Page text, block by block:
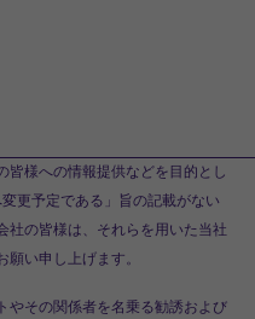
皆様への情報提供などを目的とし
更予定である」旨の記載がない
社の皆様は、それらを用いた当社
い申し上げます。
やその関係者を名乗る勧誘および